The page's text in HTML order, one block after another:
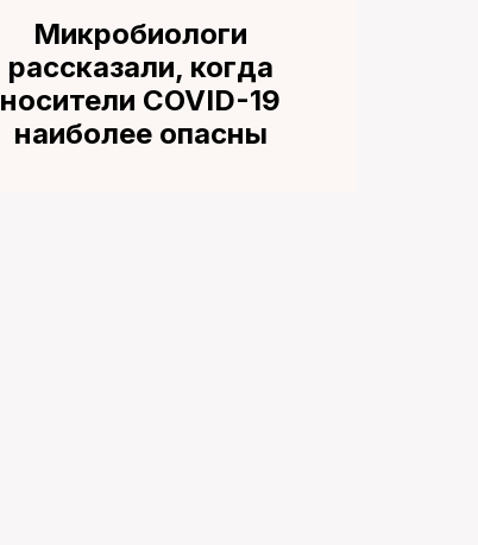
Микробиологи
рассказали, когда
носители COVID-19
наиболее опасны